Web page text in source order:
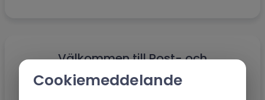
Välkommen till Post- och
telestyrelsens lärplattform för externa
Cookiemeddelande